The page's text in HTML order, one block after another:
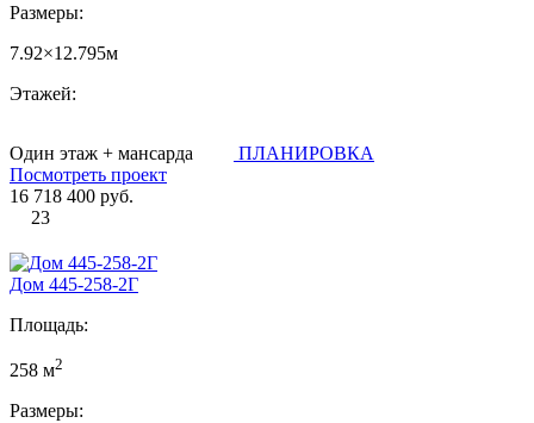
Размеры:
7.92×12.795м
Этажей:
Один этаж + мансарда
ПЛАНИРОВКА
Посмотреть проект
16 718 400 руб.
23
Дом 445-258-2Г
Площадь:
258 м2
Размеры: